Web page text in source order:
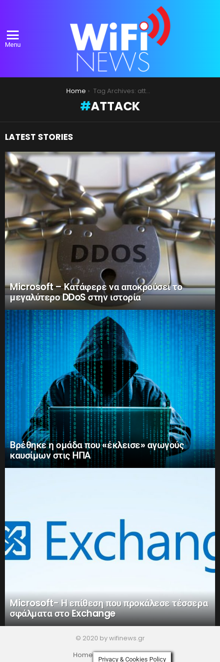
Menu
Home Tag Archives: attack
ATTACK
LATEST STORIES
Microsoft – Κατάφερε να αποκρούσει το
μεγαλύτερο DDoS στην ιστορία
Βρέθηκε η ομάδα που «έκλεισε» αγωγούς
καυσίμων στις ΗΠΑ
Microsoft- Η επίθεση που προκάλεσε τέσσερα
σφάλματα στο Exchange
© 2020 by wifinews.gr
Home
Privacy Policy
Privacy & Cookies Policy